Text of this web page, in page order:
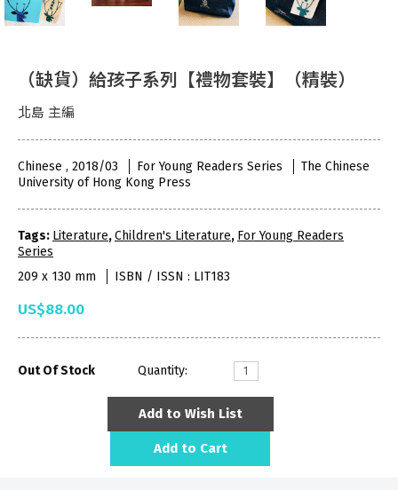
（缺貨）給孩子系列【禮物套裝】（精裝）
北島 主編
Chinese , 2018/03 For Young Readers Series
The Chinese
University of Hong Kong Press
Tags: Literature,Children's Literature, For Young Readers
Series
209 x 130 mm
ISBN / ISSN : LIT183
US$88.00
Out Of Stock Quantity:
Add to Wish List
Add to Cart